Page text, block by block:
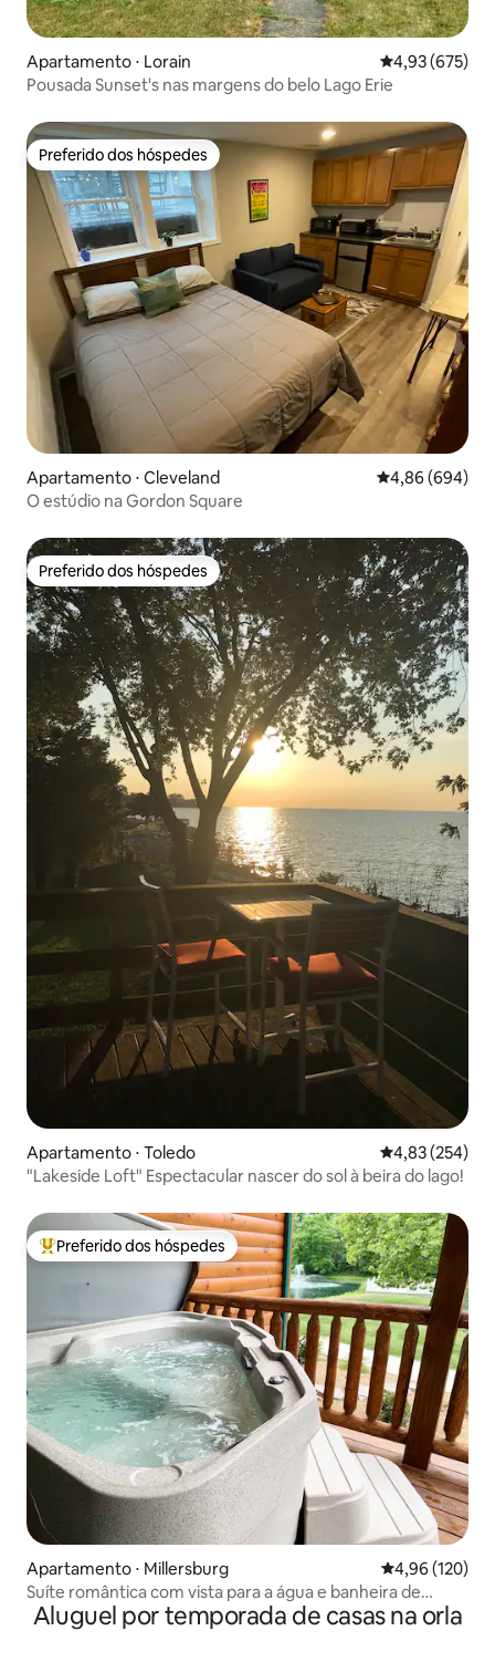
Apartamento ⋅ Lorain 4,93 de uma
4,93 (675)
Pousada Sunset's nas margens do belo Lago Erie
Preferido dos hóspedes
Preferido dos hóspedes
Apartamento ⋅ Cleveland 4,86 de uma
4,86 (694)
O estúdio na Gordon Square
Preferido dos hóspedes
Preferido dos hóspedes
Apartamento ⋅ Toledo 4,83 de uma
4,83 (254)
"Lakeside Loft" Espectacular nascer do sol à beira do lago!
Entre os melhores preferidos dos hóspedes
Preferido dos hóspedes
Apartamento ⋅ Millersburg 4,96 de uma
4,96 (120)
Suíte romântica com vista para a água e banheira de
hidromassagem
Aluguel por temporada de casas na orla